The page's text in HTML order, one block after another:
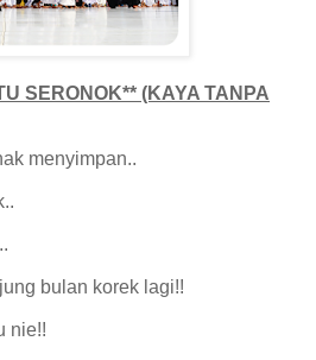
SERONOK** (KAYA TANPA
menyimpan..
bulan korek lagi!!
nie!!